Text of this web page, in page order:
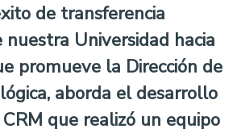
de transferencia
Universidad hacia
promueve la Dirección de
aborda el desarrollo
que realizó un equipo